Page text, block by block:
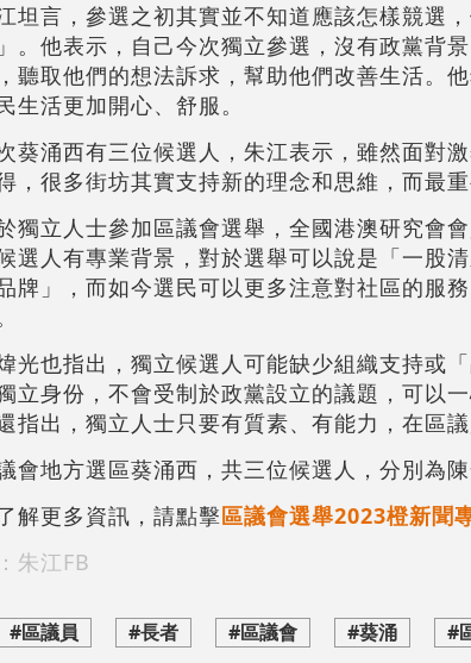
坦言，參選之初其實並不知道應該怎樣競選
。他表示，自己今次獨立參選，沒有政黨背
聽取他們的想法訴求，幫助他們改善生活。
生活更加開心、舒服。
葵涌西有三位候選人，朱江表示，雖然面對
，很多街坊其實支持新的理念和思維，而最
獨立人士參加區議會選舉，全國港澳研究會
選人有專業背景，對於選舉可以說是「一股
品牌」，而如今選民可以更多注意對社區的服
光也指出，獨立候選人可能缺少組織支持或
立身份，不會受制於政黨設立的議題，可以
指出，獨立人士只要有質素、有能力，在區
會地方選區葵涌西，共三位候選人，分別為陳
了解更多資訊，請點擊區議會選舉2023橙新聞
朱江FB
#區議員 #長者 #區議會 #葵涌 #